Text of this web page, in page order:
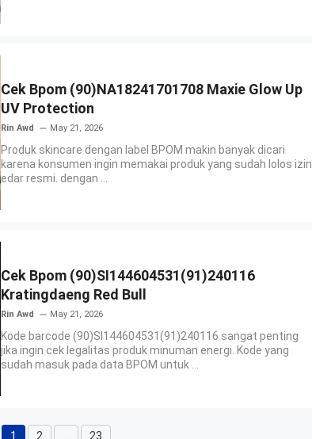
Cek Bpom (90)NA18241701708 Maxie Glow Up
UV Protection
Rin Awd May 21, 2026
Produk skincare dengan label BPOM makin banyak dicari
karena konsumen ingin memakai produk yang sudah lolos izin
edar resmi. dengan ...
Cek Bpom (90)SI144604531(91)240116
Kratingdaeng Red Bull
Rin Awd May 21, 2026
Kode barcode (90)SI144604531(91)240116 sangat penting
jika ingin cek legalitas produk minuman energi. Kode yang
sudah masuk pada data BPOM untuk ...
1 2 23